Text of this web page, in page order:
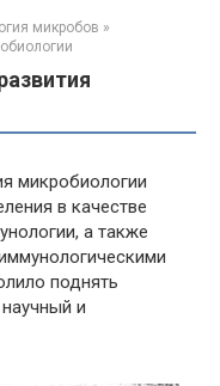
микробов »
микробиологии
в качестве
а также
поднять
и